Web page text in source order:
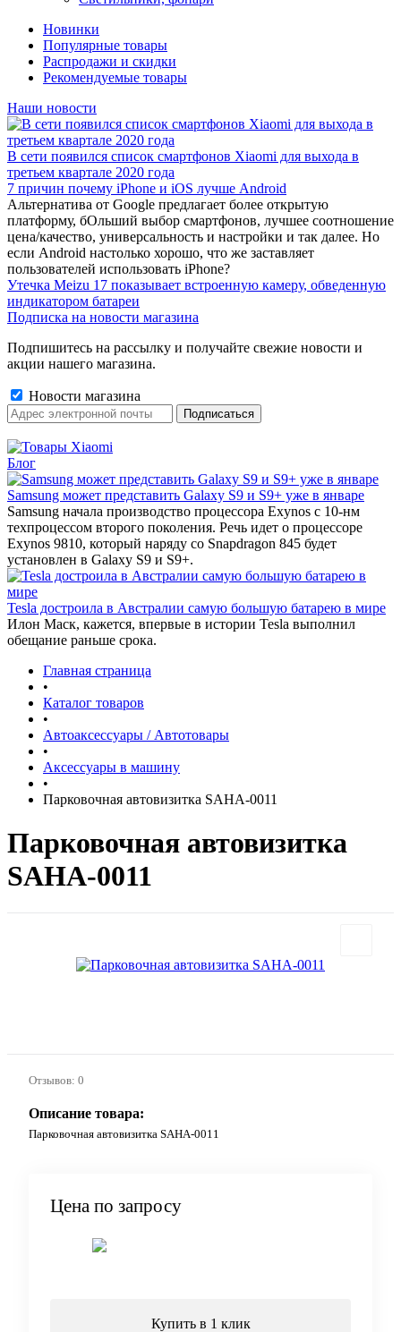
Новинки
Популярные товары
Распродажи и скидки
Рекомендуемые товары
Наши новости
В сети появился список смартфонов Xiaomi для выхода в
третьем квартале 2020 года
7 причин почему iPhone и iOS лучше Android
Альтернатива от Google предлагает более открытую
платформу, бОльший выбор смартфонов, лучшее соотношение
цена/качество, универсальность и настройки и так далее. Но
если Android настолько хорошо, что же заставляет
пользователей использовать iPhone?
Утечка Meizu 17 показывает встроенную камеру, обведенную
индикатором батареи
Подписка на новости магазина
Подпишитесь на рассылку и получайте свежие новости и
акции нашего магазина.
Новости магазина
Блог
Samsung может представить Galaxy S9 и S9+ уже в январе‍
Samsung начала производство процессора Exynos с 10-нм
техпроцессом второго поколения. Речь идет о процессоре
Exynos 9810, который наряду со Snapdragon 845 будет
установлен в Galaxy S9 и S9+.
Tesla достроила в Австралии самую большую батарею в мире
Илон Маск, кажется, впервые в истории Tesla выполнил
обещание раньше срока.
Главная страница
•
Каталог товаров
•
Автоаксессуары / Автотовары
•
Аксессуары в машину
•
Парковочная автовизитка SAHA-0011
Парковочная автовизитка
SAHA-0011
Отзывов: 0
Описание товара:
Парковочная автовизитка SAHA-0011
Цена по запросу
Купить в 1 клик